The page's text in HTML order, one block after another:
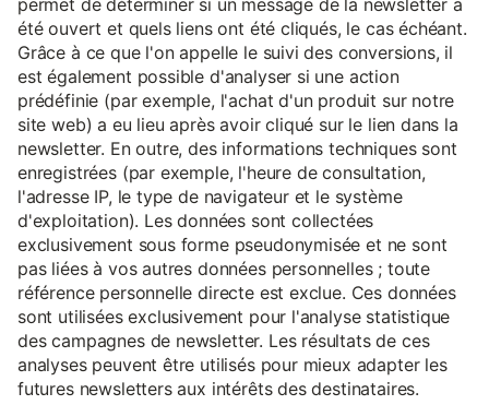
été ouvert et quels liens ont été cliqués, le cas échéant.
Grâce à ce que l'on appelle le suivi des conversions, il
est également possible d'analyser si une action
prédéfinie (par exemple, l'achat d'un produit sur notre
site web) a eu lieu après avoir cliqué sur le lien dans la
newsletter. En outre, des informations techniques sont
enregistrées (par exemple, l'heure de consultation,
l'adresse IP, le type de navigateur et le système
d'exploitation). Les données sont collectées
exclusivement sous forme pseudonymisée et ne sont
pas liées à vos autres données personnelles ; toute
référence personnelle directe est exclue. Ces données
sont utilisées exclusivement pour l'analyse statistique
des campagnes de newsletter. Les résultats de ces
analyses peuvent être utilisés pour mieux adapter les
futures newsletters aux intérêts des destinataires.